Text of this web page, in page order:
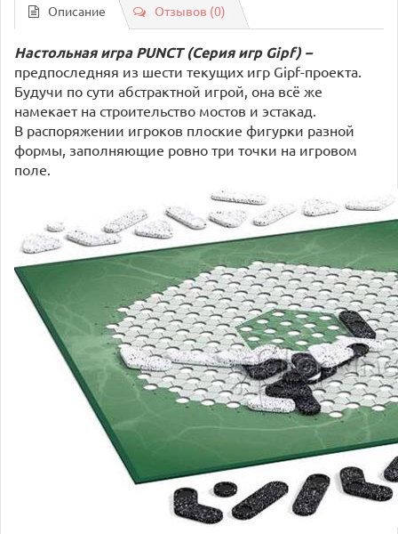
Описание Отзывов (0)
Настольная играPUNCT (Серия игр Gipf)–
предпоследняя из шести текущих игр Gipf-проекта.
Будучи по сути абстрактной игрой, она всё же
намекает на строительство мостов и эстакад.
В распоряжении игроков плоские фигурки разной
формы, заполняющие ровно три точки на игровом
поле.